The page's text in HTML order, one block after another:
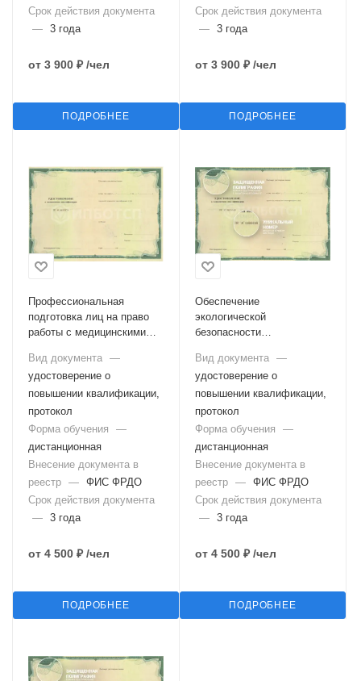
Срок действия документа
— 3 года
от 3 900 ₽ /чел
ПОДРОБНЕЕ
Срок действия документа
— 3 года
от 3 900 ₽ /чел
ПОДРОБНЕЕ
Профессиональная
подготовка лиц на право
работы с медицинскими
Вид документа —
удостоверение о
повышении квалификации,
протокол
Форма обучения
—
дистанционная
Внесение документа в
реестр — ФИС ФРДО
Срок действия документа
— 3 года
от 4 500 ₽ /чел
ПОДРОБНЕЕ
Обеспечение
экологической
безопасности
специалистами
экологических служб и
систем экологического
контроля
Вид документа —
удостоверение о
повышении квалификации,
протокол
Форма обучения
—
дистанционная
Внесение документа в
реестр — ФИС ФРДО
Срок действия документа
— 3 года
от 4 500 ₽ /чел
ПОДРОБНЕЕ